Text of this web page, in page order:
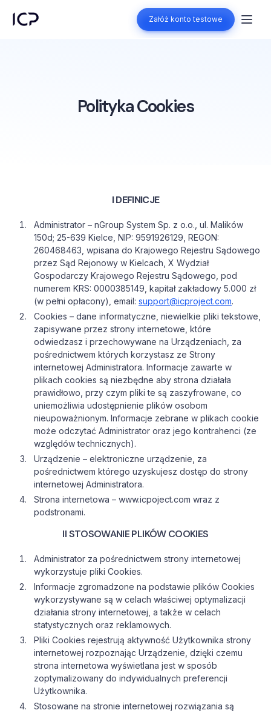
Załóż konto testowe
Załóż konto testowe
Polityka Cookies
I DEFINICJE
Administrator – nGroup System Sp. z o.o., ul. Malików
150d; 25-639 Kielce, NIP: 9591926129, REGON:
260468463, wpisana do Krajowego Rejestru Sądowego
przez Sąd Rejonowy w Kielcach, X Wydział
Gospodarczy Krajowego Rejestru Sądowego, pod
numerem KRS: 0000385149, kapitał zakładowy 5.000 zł
(w pełni opłacony), email: support@icproject.com.
Cookies – dane informatyczne, niewielkie pliki tekstowe,
zapisywane przez strony internetowe, które
odwiedzasz i przechowywane na Urządzeniach, za
pośrednictwem których korzystasz ze Strony
internetowej Administratora. Informacje zawarte w
plikach cookies są niezbędne aby strona działała
prawidłowo, przy czym pliki te są zaszyfrowane, co
uniemożliwia udostępnienie plików osobom
nieupoważnionym. Informacje zebrane w plikach cookie
może odczytać Administrator oraz jego kontrahenci (ze
względów technicznych).
Urządzenie – elektroniczne urządzenie, za
pośrednictwem którego uzyskujesz dostęp do strony
internetowej Administratora.
Strona internetowa – www.icpoject.com wraz z
podstronami.
II STOSOWANIE PLIKÓW COOKIES
Administrator za pośrednictwem strony internetowej
wykorzystuje pliki Cookies.
Informacje zgromadzone na podstawie plików Cookies
wykorzystywane są w celach właściwej optymalizacji
działania strony internetowej, a także w celach
statystycznych oraz reklamowych.
Pliki Cookies rejestrują aktywność Użytkownika strony
internetowej rozpoznając Urządzenie, dzięki czemu
strona internetowa wyświetlana jest w sposób
zoptymalizowany do indywidualnych preferencji
Użytkownika.
Stosowane na stronie internetowej rozwiązania są